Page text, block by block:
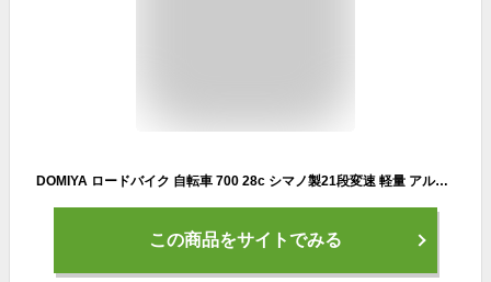
DOMIYA ロードバイク 自転車 700 28c シマノ製21段変速 軽量 アルミ製フレーム 送料無料 前後ディスクブレーキ ドロップハンドル フラットハンドル 通勤 通学 自転車 スポーツ 中学生 アルミフレーム
この商品をサイトでみる